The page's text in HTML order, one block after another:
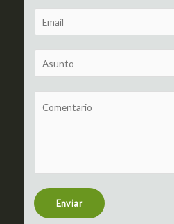
m
m
a
u
b
t
Enviar